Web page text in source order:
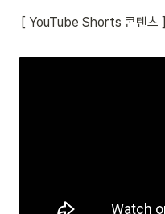
[ YouTube Shorts 콘텐츠 ]